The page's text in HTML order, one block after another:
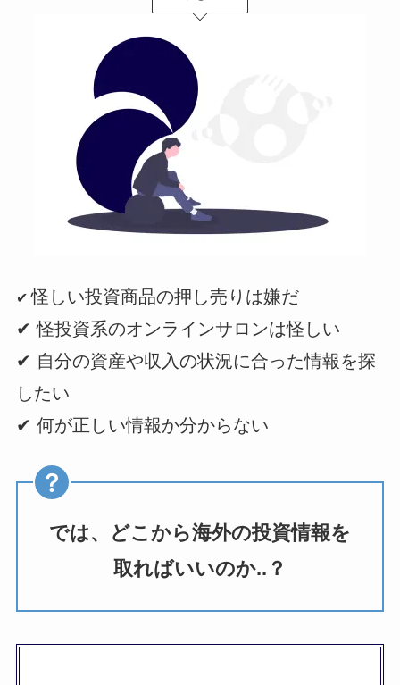
✔︎怪しい投資商品の押し売りは嫌だ
✔︎ 怪投資系のオンラインサロンは怪しい
✔︎ 自分の資産や収入の状況に合った情報を探
したい
✔︎ 何が正しい情報か分からない
では、どこから海外の投資情報を
取ればいいのか..？